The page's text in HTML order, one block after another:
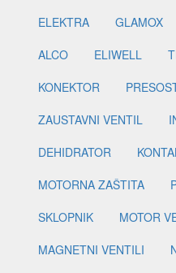
ELEKTRA
GLAMOX
ALCO
ELIWELL
KONEKTOR
ZAUSTAVNI VENTIL
DEHIDRATOR
MOTORNA ZAŠTITA
SKLOPNIK
MOTOR
MAGNETNI VENTILI